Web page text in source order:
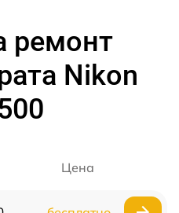
ремонт
Nikon
Цена